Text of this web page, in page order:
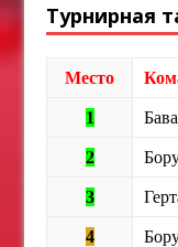
Турнирная
Место
1
2
3
4